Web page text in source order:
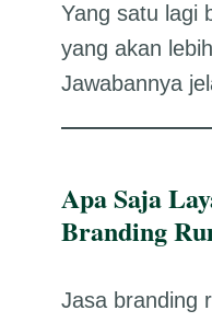
Yang satu lagi
yang akan
Jawabannya
Apa Saja
Branding
Jasa branding